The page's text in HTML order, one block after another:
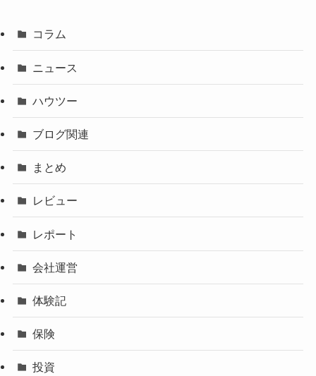
コラム
ニュース
ハウツー
ブログ関連
まとめ
レビュー
レポート
会社運営
体験記
保険
投資